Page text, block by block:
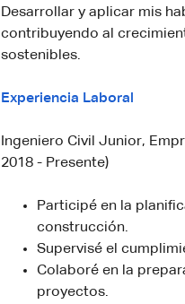
Desarrollar y aplicar mis
contribuyendo al
sostenibles.
Experiencia Laboral
Ingeniero Civil Junior,
2018 - Presente)
Participé en la
construcción.
Supervisé el
Colaboré en la
proyectos.